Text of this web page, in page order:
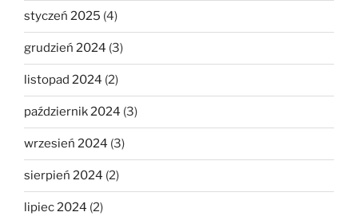
styczeń 2025 (4)
grudzień 2024 (3)
listopad 2024 (2)
październik 2024 (3)
wrzesień 2024 (3)
sierpień 2024 (2)
lipiec 2024 (2)